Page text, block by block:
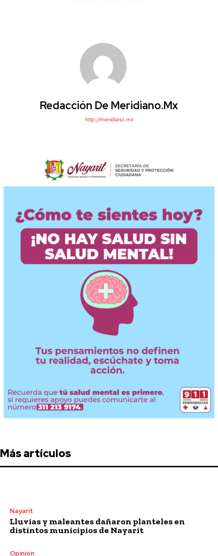
Redacción De Meridiano.mx
http://meridiano.mx
Más artículos
Nayarit
Lluvias y maleantes dañaron planteles en
distintos municipios de Nayarit
Opinión